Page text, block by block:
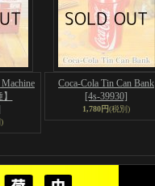
Coca-Cola Tin Can Bank
[4s-39930]
1,780円(税別)